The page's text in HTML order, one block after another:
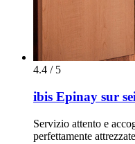
4.4 / 5
ibis Epinay sur
Servizio attento e
perfettamente attrezzate